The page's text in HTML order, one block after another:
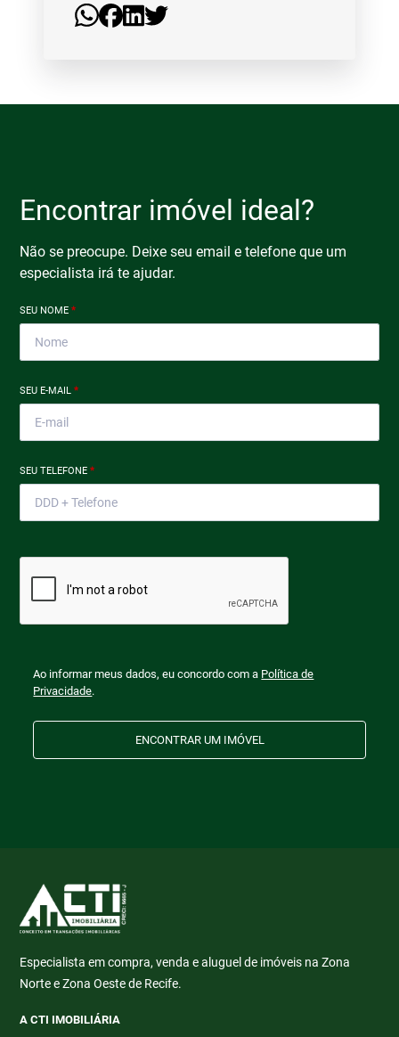
Encontrar imóvel ideal?
Não se preocupe. Deixe seu email e telefone que um
especialista irá te ajudar.
SEU NOME*
SEU E-MAIL*
SEU TELEFONE*
Ao informar meus dados, eu concordo com a Política de
Privacidade.
ENCONTRAR UM IMÓVEL
Especialista em compra, venda e aluguel de imóveis na Zona
Norte e Zona Oeste de Recife.
A CTI IMOBILIÁRIA